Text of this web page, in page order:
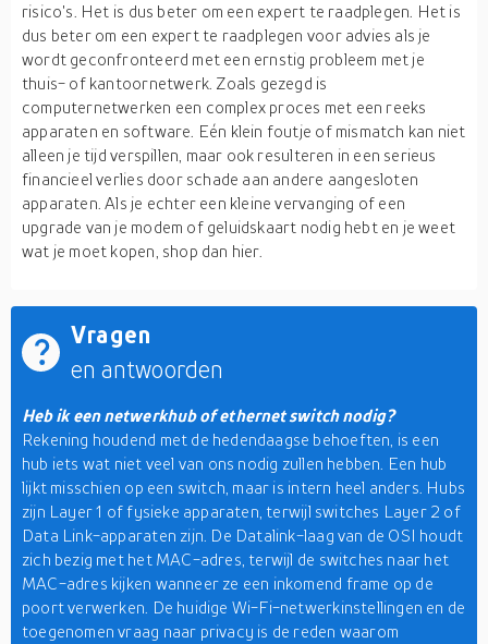
risico's. Het is dus beter om een expert te raadplegen. Het is
dus beter om een expert te raadplegen voor advies als je
wordt geconfronteerd met een ernstig probleem met je
thuis- of kantoornetwerk. Zoals gezegd is
computernetwerken een complex proces met een reeks
apparaten en software. Eén klein foutje of mismatch kan niet
alleen je tijd verspillen, maar ook resulteren in een serieus
financieel verlies door schade aan andere aangesloten
apparaten. Als je echter een kleine vervanging of een
upgrade van je modem of geluidskaart nodig hebt en je weet
wat je moet kopen, shop dan hier.
Vragen
en antwoorden
Heb ik een netwerkhub of ethernet switch nodig?
Rekening houdend met de hedendaagse behoeften, is een
hub iets wat niet veel van ons nodig zullen hebben. Een hub
lijkt misschien op een switch, maar is intern heel anders. Hubs
zijn Layer 1 of fysieke apparaten, terwijl switches Layer 2 of
Data Link-apparaten zijn. De Datalink-laag van de OSI houdt
zich bezig met het MAC-adres, terwijl de switches naar het
MAC-adres kijken wanneer ze een inkomend frame op de
poort verwerken. De huidige Wi-Fi-netwerkinstellingen en de
toegenomen vraag naar privacy is de reden waarom